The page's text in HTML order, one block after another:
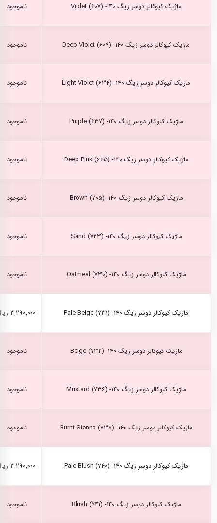
ماژیک کیوکالر دوسر زیگ Violet (607) -140 ناموجود
ماژیک کیوکالر دوسر زیگ Deep Violet (609) -140 ناموجود
ماژیک کیوکالر دوسر زیگ Light Violet (634) -140 ناموجود
ماژیک کیوکالر دوسر زیگ Purple (637) -140 ناموجود
ماژیک کیوکالر دوسر زیگ Deep Pink (665) -140 ناموجود
ماژیک کیوکالر دوسر زیگ Brown (705) -140 ناموجود
ماژیک کیوکالر دوسر زیگ Sand (723) -140 ناموجود
ماژیک کیوکالر دوسر زیگ Oatmeal (730) -140 ناموجود
ماژیک کیوکالر دوسر زیگ Pale Beige (731) -140 ۳,۲۹۰,۰۰۰ ریال
ماژیک کیوکالر دوسر زیگ Beige (732) -140 ناموجود
ماژیک کیوکالر دوسر زیگ Mustard (736) -140 ناموجود
ماژیک کیوکالر دوسر زیگ Burnt Sienna (738) -140 ناموجود
ماژیک کیوکالر دوسر زیگ Pale Blush (740) -140 ۳,۲۹۰,۰۰۰ ریال
ماژیک کیوکالر دوسر زیگ Blush (741) -140 ناموجود